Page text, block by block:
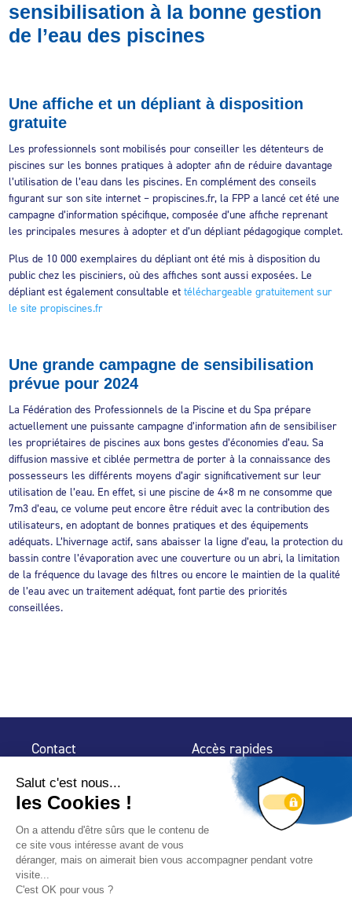
sensibilisation à la bonne gestion
de l’eau des piscines
Une affiche et un dépliant à disposition
gratuite
Les professionnels sont mobilisés pour conseiller les détenteurs de
piscines sur les bonnes pratiques à adopter afin de réduire davantage
l’utilisation de l’eau dans les piscines. En complément des conseils
figurant sur son site internet – propiscines.fr, la FPP a lancé cet été une
campagne d’information spécifique, composée d’une affiche reprenant
les principales mesures à adopter et d’un dépliant pédagogique complet.
Plus de 10 000 exemplaires du dépliant ont été mis à disposition du
public chez les pisciniers, où des affiches sont aussi exposées. Le
dépliant est également consultable ettéléchargeable gratuitement sur
le site propiscines.fr
Une grande campagne de sensibilisation
prévue pour 2024
La Fédération des Professionnels de la Piscine et du Spa prépare
actuellement une puissante campagne d’information afin de sensibiliser
les propriétaires de piscines aux bons gestes d’économies d’eau. Sa
diffusion massive et ciblée permettra de porter à la connaissance des
possesseurs les différents moyens d’agir significativement sur leur
utilisation de l’eau. En effet, si une piscine de 4×8 m ne consomme que
7m3 d’eau, ce volume peut encore être réduit avec la contribution des
utilisateurs, en adoptant de bonnes pratiques et des équipements
adéquats. L’hivernage actif, sans abaisser la ligne d’eau, la protection du
bassin contre l’évaporation avec une couverture ou un abri, la limitation
de la fréquence du lavage des filtres ou encore le maintien de la qualité
de l’eau avec un traitement adéquat, font partie des priorités
conseillées.
Contact
32 rue de Mogador
75 009 Paris
Accès rapides
Espace Presse
Trouver un
professionnel
Nous suivre